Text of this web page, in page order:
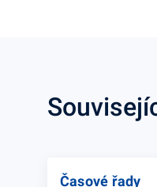
Časové řady